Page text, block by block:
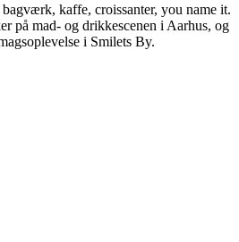
kaffe, croissanter, you name it.
på mad- og drikkescenen i Aarhus, og
i Smilets By.